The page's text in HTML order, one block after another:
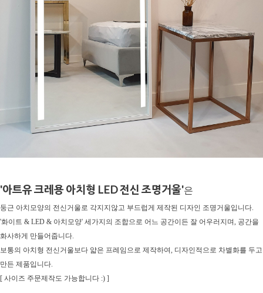
'아트유 크레용 아치형 LED 전신 조명거울'은
둥근 아치모양의 전신거울로 각지지않고 부드럽게 제작된 디자인 조명거울입니다.
'화이트 & LED & 아치모양' 세가지의 조합으로 어느 공간이든 잘 어우러지며, 공간을
화사하게 만들어줍니다.
보통의 아치형 전신거울보다 얇은 프레임으로 제작하여, 디자인적으로 차별화를 두고
만든 제품입니다.
[ 사이즈 주문제작도 가능합니다 :) ]